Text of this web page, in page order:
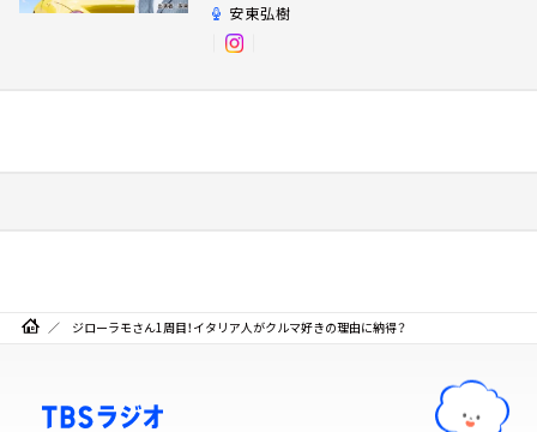
安東弘樹
ジローラモさん1周目！イタリア人がクルマ好きの理由に納得？